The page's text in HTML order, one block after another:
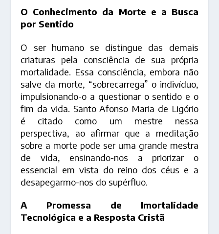
O Conhecimento da Morte e a Busca
por Sentido
O ser humano se distingue das demais
criaturas pela consciência de sua própria
mortalidade. Essa consciência, embora não
salve da morte, “sobrecarrega” o indivíduo,
impulsionando-o a questionar o sentido e o
fim da vida. Santo Afonso Maria de Ligório
é citado como um mestre nessa
perspectiva, ao afirmar que a meditação
sobre a morte pode ser uma grande mestra
de vida, ensinando-nos a priorizar o
essencial em vista do reino dos céus e a
desapegarmo-nos do supérfluo.
A Promessa de Imortalidade
Tecnológica e a Resposta Cristã